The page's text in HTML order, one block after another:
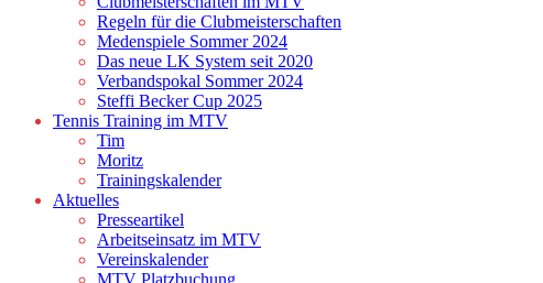
Regeln für die Clubmeisterschaften
Medenspiele Sommer 2024
Das neue LK System seit 2020
Verbandspokal Sommer 2024
Steffi Becker Cup 2025
Tennis Training im MTV
Tim
Moritz
Trainingskalender
Aktuelles
Presseartikel
Arbeitseinsatz im MTV
Vereinskalender
MTV Platzbuchung